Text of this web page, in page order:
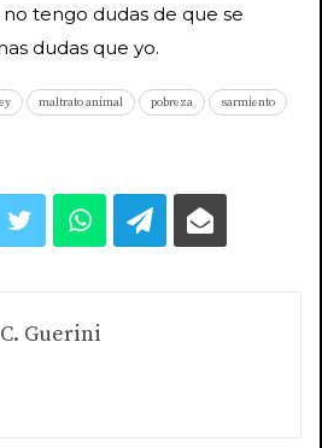
tengo dudas de que se
dudas que yo.
maltrato animal pobreza sarmiento
Guerini